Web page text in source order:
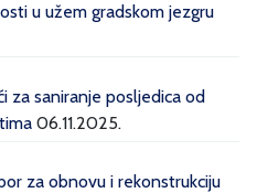
u užem gradskom jezgru
za saniranje posljedica od
06.11.2025.
za obnovu i rekonstrukciju